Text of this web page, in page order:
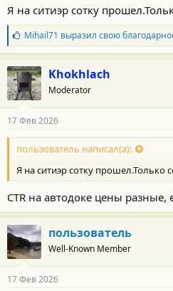
с
т
и
:
Я на ситиэр сотку
Б
л
а
г
о
д
а
н
о
с
и
:
Mihail71 выразил свою
Khokhlach
Moderator
17 Фев 2026
пользователь написал(а):
Я на ситиэр сотку прошел.Только
CTR на автодоке цены разные,
пользователь
Well-Known Member
17 Фев 2026